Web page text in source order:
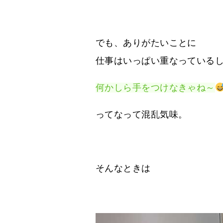
でも、ありがたいことに
仕事はいっぱい重なっている
何かしら手をつけなきゃね～
ってなって混乱気味。
そんなときは